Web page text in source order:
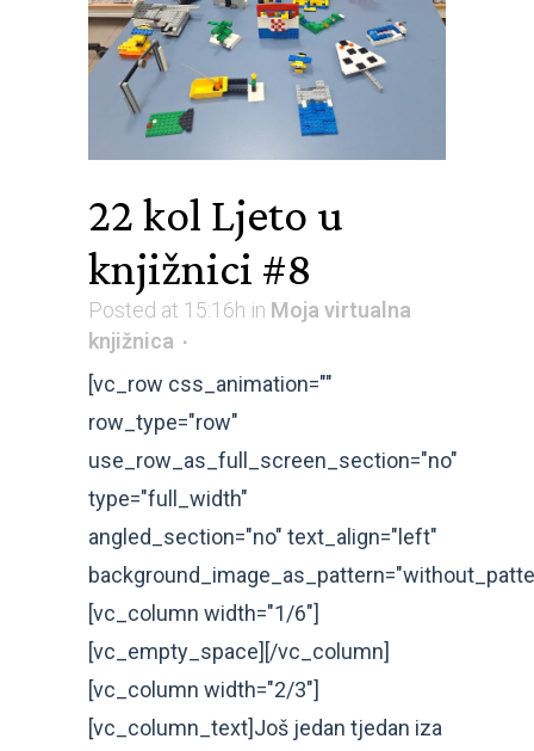
22 kol Ljeto u
knjižnici #8
Posted at 15:16h in Moja virtualna
knjižnica
[vc_row css_animation=""
row_type="row"
use_row_as_full_screen_section="no"
type="full_width"
angled_section="no" text_align="left"
[vc_column width="1/6"]
[vc_empty_space][/vc_column]
[vc_column width="2/3"]
[vc_column_text]Još jedan tjedan iza